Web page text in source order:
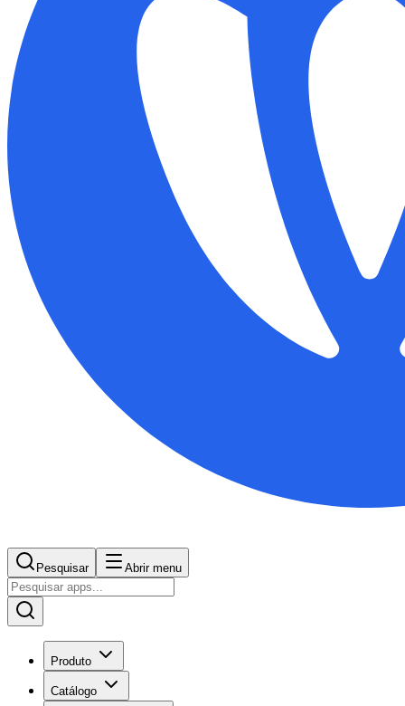
Pesquisar Abrir menu
Produto
Catálogo